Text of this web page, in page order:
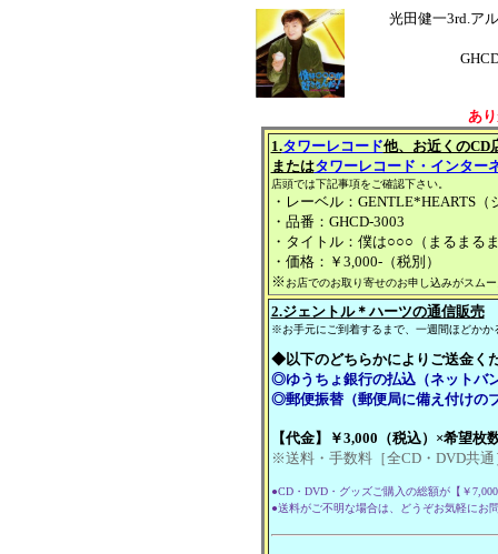
光田健一3rd.ア
あ
1.タワーレコード他、お近くのCD
またはタワーレコード・インター
店頭では下記事項をご確認下さい。
・レーベル：GENTLE*HEARTS
・品番：GHCD-3003
・タイトル：僕は○○○（まるまる
・価格：￥3,000-（税別）
※ お店でのお取り寄せのお申し込みがスム
2.ジェントル＊ハーツの通信販売
※お手元にご到着するまで、一週間ほどかか
◆以下のどちらかによりご送金く
◎ゆうちょ銀行の払込（ネットバ
◎郵便振替（郵便局に備え付けの
【代金】￥3,000（税込）×希望枚
※送料・手数料［全CD・DVD共
●CD・DVD・グッズご購入の総額が【￥
●送料がご不明な場合は、どうぞお気軽にお